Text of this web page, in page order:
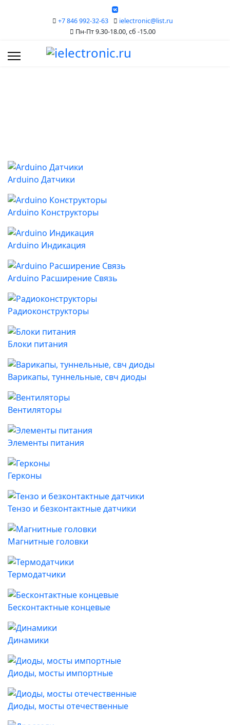
+7 846 992-32-63
ielectronic@list.ru
Пн-Пт 9.30-18.00, сб -15.00
Arduino Датчики
Arduino Конструкторы
Arduino Индикация
Arduino Расширение Связь
Радиоконструкторы
Блоки питания
Варикапы, туннельные, свч диоды
Вентиляторы
Элементы питания
Герконы
Тензо и безконтактные датчики
Магнитные головки
Термодатчики
Бесконтактные концевые
Динамики
Диоды, мосты импортные
Диоды, мосты отечественные